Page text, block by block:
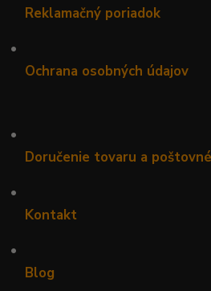
Reklamačný poriadok
•
Ochrana osobných údajov
•
Doručenie tovaru a poštovné
•
Kontakt
•
Blog